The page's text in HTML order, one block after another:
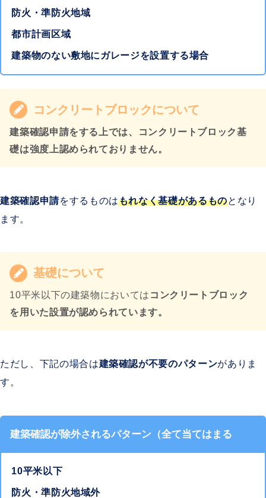
防火・準防火地域
都市計画区域
建築物のない敷地にガレージを設置する場合
コンクリートブロックについて
建築確認申請をする上では、コンクリートブロック基
礎は強度上認められておりません。
建築確認申請をするものはもれなく基礎があるものとなり
ます。
基礎について
10平米以下の建築物においては コンクリートブロック
を用いた設置が認められています。
ただし、下記の場合は建築確認が不要のパターンがありま
す。
建築確認が除外されるパターン（全て当てはまる
10平米以下
防火・準防火地域外